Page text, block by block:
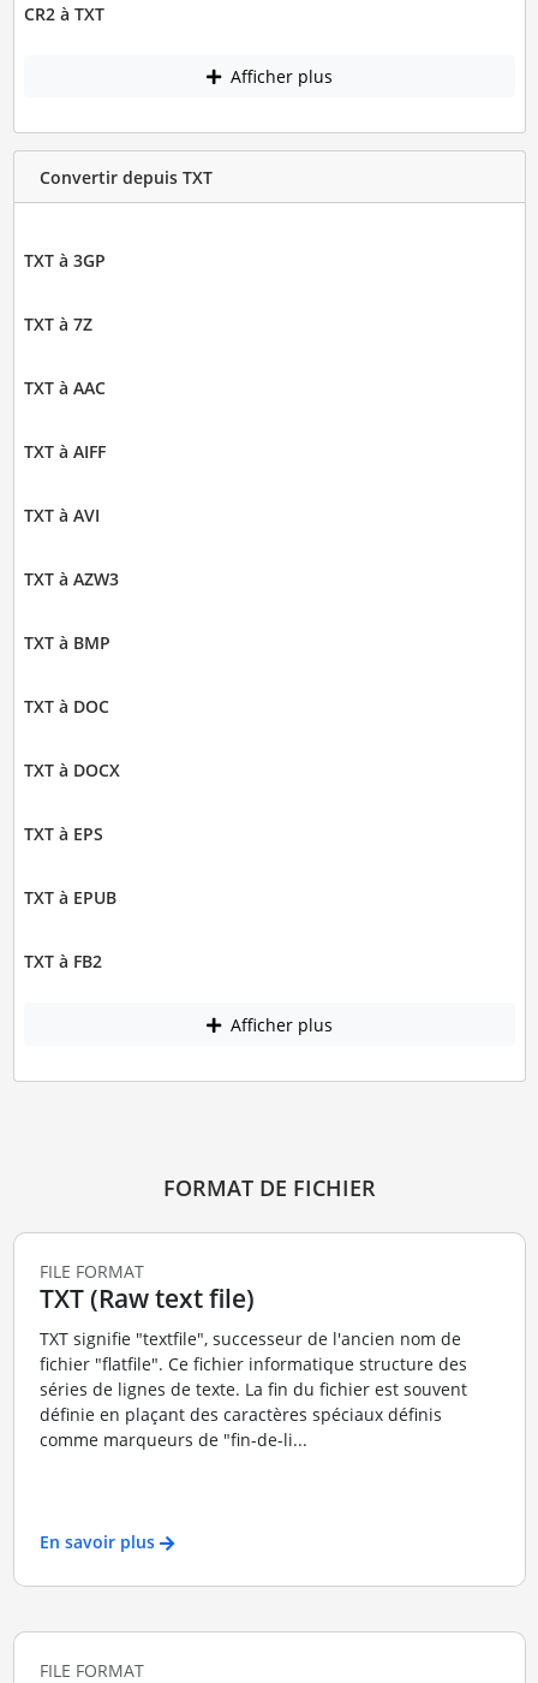
CR2 à TXT
Afficher plus
Convertir depuis TXT
TXT à 3GP
TXT à 7Z
TXT à AAC
TXT à AIFF
TXT à AVI
TXT à AZW3
TXT à BMP
TXT à DOC
TXT à DOCX
TXT à EPS
TXT à EPUB
TXT à FB2
Afficher plus
FORMAT DE FICHIER
FILE FORMAT
TXT (Raw text file)
TXT signifie "textfile", successeur de l'ancien nom de
fichier "flatfile". Ce fichier informatique structure des
séries de lignes de texte. La fin du fichier est souvent
définie en plaçant des caractères spéciaux définis
comme marqueurs de "fin-de-li...
En savoir plus
FILE FORMAT